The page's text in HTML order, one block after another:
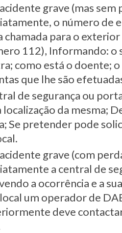
grave (mas sem
o número de
chamada para o
112), Informando: o
como está o doente;
que lhe são
de segurança ou
localização da mesma;
Se pretender pode
grave (com
a central de
a ocorrência e a
um operador de
deve